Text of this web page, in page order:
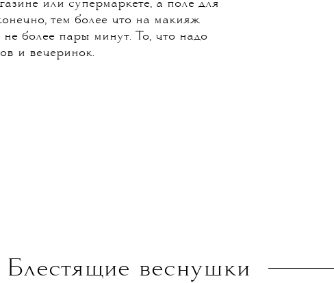
или супермаркете, а поле для
тем более что на макияж
не более пары минут. То, что надо
и вечеринок.
Блестящие веснушки